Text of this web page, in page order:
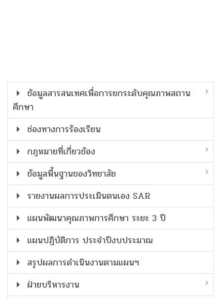
ข้อมูลสารสนเทศเพื่อการยกระดับคุณภาพสถาน
ศึกษา
ช่องทางการร้องเรียน
กฎหมายที่เกี่ยวข้อง
ข้อมูลพื้นฐานของวิทยาลัย
รายงานผลการประเมินตนเอง SAR
แผนพัฒนาคุณภาพการศึกษา ระยะ 3 ปี
แผนปฏิบัติการ ประจำปีงบประมาณ
สรุปผลการดำเนินงานตามแผนฯ
ฝ่ายบริหารงาน